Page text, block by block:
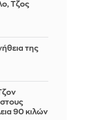
Τζος
της
90 κιλών